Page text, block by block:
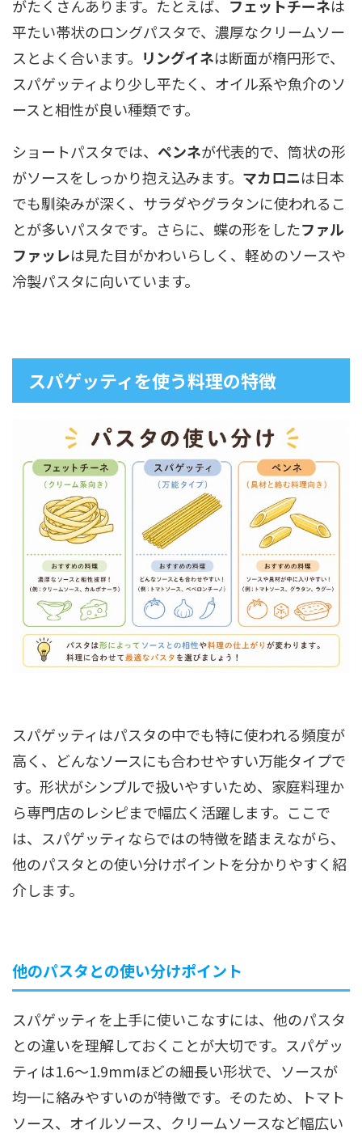
がたくさんあります。たとえば、 フェットチーネは
平たい帯状のロングパスタで、濃厚なクリームソー
スとよく合います。 リングイネは断面が楕円形で、
スパゲッティより少し平たく、オイル系や魚介のソ
ースと相性が良い種類です。
ショートパスタでは、 ペンネが代表的で、筒状の形
がソースをしっかり抱え込みます。 マカロニは日本
でも馴染みが深く、サラダやグラタンに使われるこ
とが多いパスタです。さらに、蝶の形をしたファル
ファッレは見た目がかわいらしく、軽めのソースや
冷製パスタに向いています。
スパゲッティを使う料理の特徴
スパゲッティはパスタの中でも特に使われる頻度が
高く、どんなソースにも合わせやすい万能タイプで
す。形状がシンプルで扱いやすいため、家庭料理か
ら専門店のレシピまで幅広く活躍します。ここで
は、スパゲッティならではの特徴を踏まえながら、
他のパスタとの使い分けポイントを分かりやすく紹
介します。
他のパスタとの使い分けポイント
スパゲッティを上手に使いこなすには、他のパスタ
との違いを理解しておくことが大切です。スパゲッ
ティは1.6〜1.9mmほどの細長い形状で、ソースが
均一に絡みやすいのが特徴です。そのため、トマト
ソース、オイルソース、クリームソースなど幅広い